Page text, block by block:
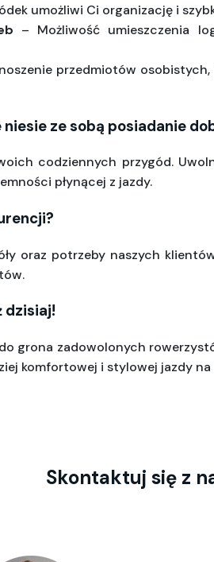
umożliwi Ci organizację i
– Możliwość umieszczenia
przedmiotów
ze sobą posiadanie
codziennych przygód.
płynącej z jazdy.
oraz potrzeby naszych
dzisiaj!
grona zadowolonych
komfortowej i stylowej jazdy na
Skontaktuj się z